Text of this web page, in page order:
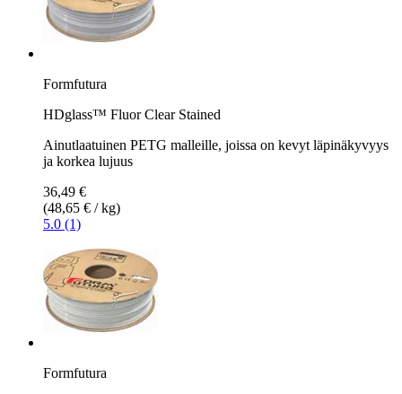
Formfutura
HDglass™ Fluor Clear Stained
Ainutlaatuinen PETG malleille, joissa on kevyt läpinäkyvyys
ja korkea lujuus
36,49 €
(48,65 € / kg)
5.0 (1)
Formfutura